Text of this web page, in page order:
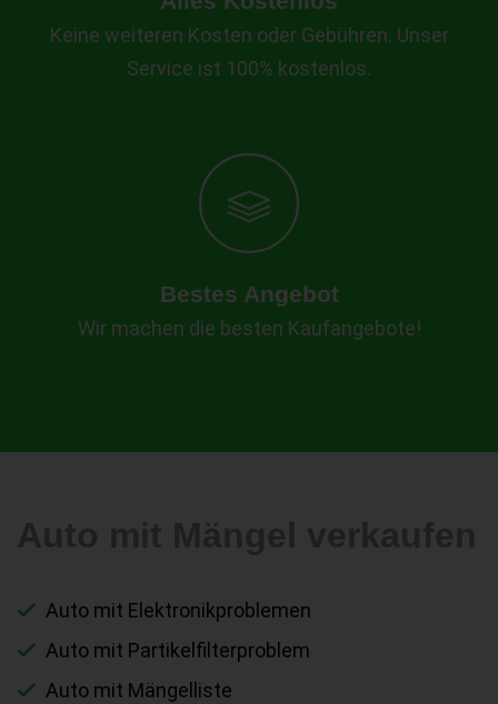
Keine weiteren Kosten oder Gebühren. Unser
Service ist 100% kostenlos.
Bestes Angebot
Wir machen die besten Kaufangebote!
Auto mit Elektronikproblemen
Auto mit Partikelfilterproblem
Auto mit Mängelliste